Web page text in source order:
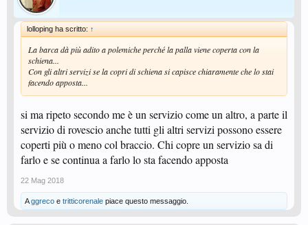
lolloping ha scritto: ↑
La barca dà più adito a polemiche perché la palla viene coperta con la
schiena...
Con gli altri servizi se la copri di schiena si capisce chiaramente che lo stai
facendo apposta...
si ma ripeto secondo me è un servizio come un altro, a parte il
servizio di rovescio anche tutti gli altri servizi possono essere
coperti più o meno col braccio. Chi copre un servizio sa di
farlo e se continua a farlo lo sta facendo apposta
22 Mag 2018
Aggreco e tritticorenale piace questo messaggio.